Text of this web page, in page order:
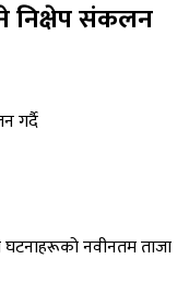
निक्षेप संकलन
घटनाहरूको नवीनतम ताजा